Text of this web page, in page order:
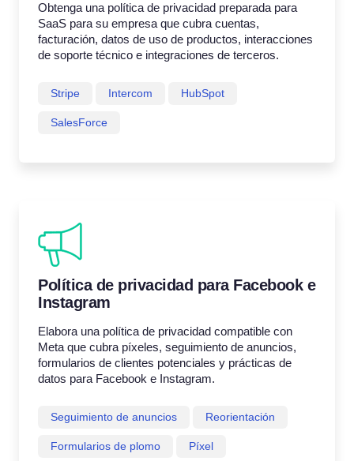
Obtenga una política de privacidad preparada para
SaaS para su empresa que cubra cuentas,
facturación, datos de uso de productos, interacciones
de soporte técnico e integraciones de terceros.
Stripe Intercom HubSpot
SalesForce
Política de privacidad para Facebook e
Instagram
Elabora una política de privacidad compatible con
Meta que cubra píxeles, seguimiento de anuncios,
formularios de clientes potenciales y prácticas de
datos para Facebook e Instagram.
Seguimiento de anuncios Reorientación
Formularios de plomo Píxel